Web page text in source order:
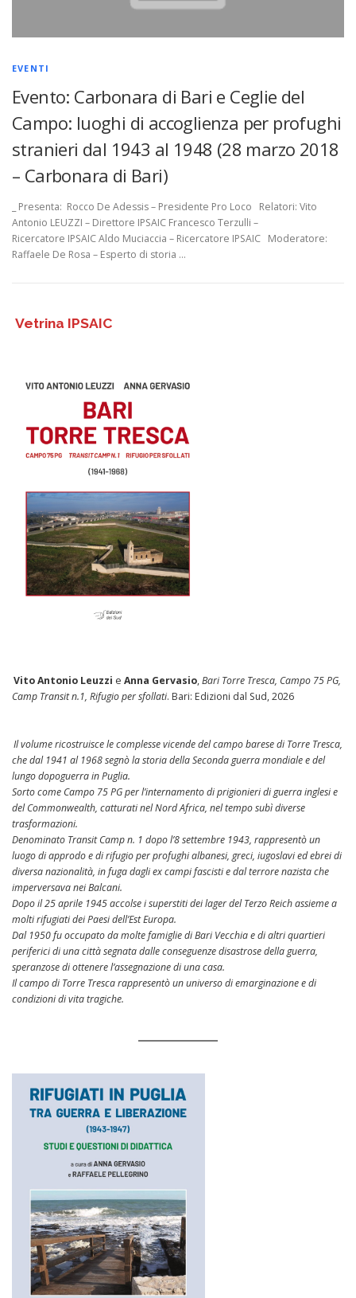
EVENTI
Evento: Carbonara di Bari e Ceglie del
Campo: luoghi di accoglienza per profughi
stranieri dal 1943 al 1948 (28 marzo 2018
– Carbonara di Bari)
_ Presenta: Rocco De Adessis – Presidente Pro Loco Relatori: Vito
Antonio LEUZZI – Direttore IPSAIC Francesco Terzulli –
Ricercatore IPSAIC Aldo Muciaccia – Ricercatore IPSAIC Moderatore:
Raffaele De Rosa – Esperto di storia …
Vetrina IPSAIC
Vito Antonio Leuzzi eAnna Gervasio,Bari Torre Tresca, Campo 75 PG,
Camp Transit n.1, Rifugio per sfollati. Bari: Edizioni dal Sud, 2026
Il volume ricostruisce le complesse vicende del campo barese di Torre Tresca,
che dal 1941 al 1968 segnò la storia della Seconda guerra mondiale e del
lungo dopoguerra in Puglia.
Sorto come Campo 75 PG per l’internamento di prigionieri di guerra inglesi e
del Commonwealth, catturati nel Nord Africa, nel tempo subì diverse
trasformazioni.
Denominato Transit Camp n. 1 dopo l’8 settembre 1943, rappresentò un
luogo di approdo e di rifugio per profughi albanesi, greci, iugoslavi ed ebrei di
diversa nazionalità, in fuga dagli ex campi fascisti e dal terrore nazista che
imperversava nei Balcani.
Dopo il 25 aprile 1945 accolse i superstiti dei lager del Terzo Reich assieme a
molti rifugiati dei Paesi dell’Est Europa.
Dal 1950 fu occupato da molte famiglie di Bari Vecchia e di altri quartieri
periferici di una città segnata dalle conseguenze disastrose della guerra,
speranzose di ottenere l’assegnazione di una casa.
Il campo di Torre Tresca rappresentò un universo di emarginazione e di
condizioni di vita tragiche.